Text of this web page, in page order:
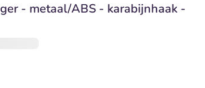
- metaal/ABS - karabijnhaak -